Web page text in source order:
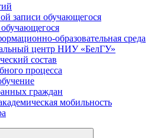
записи обучающегося
образовательная среда
центр НИУ «БелГУ»
состав
процесса
граждан
мобильность